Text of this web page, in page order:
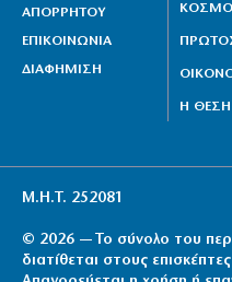
ΑΠΟΡΡΗΤΟΥ
ΕΠΙΚΟΙΝΩΝΙΑ
ΔΙΑΦΗΜΙΣΗ
Η
Μ.Η.Τ. 252081
© 2026 — Το σύνολο του
διατίθεται στους